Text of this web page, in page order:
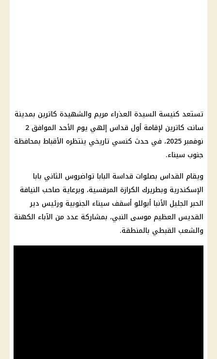
تستعد كنيسة السيدة العذراء مريم والشهيدة كاترين بمدينة
سانت كاترين لإقامة أول قداس إلهي يوم الأحد الموافق 2
نوفمبر 2025، في حدث كنسي تاريخي ينتظره الأقباط بمحافظة
جنوب سيناء.
ويقام القداس بصلوات قداسة البابا تواضروس الثاني بابا
الإسكندرية وبطريرك الكرازة المرقسية، وبرعاية صاحب النيافة
الحبر الجليل الأنبا أبوللو أسقف سيناء الجنوبية ورئيس دير
القديس العظيم موسى النبي، بمشاركة عدد من الآباء الكهنة
والشعب القبطي بالمنطقة.